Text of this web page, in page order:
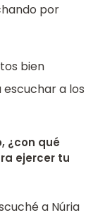
por
bien
a los
¿con qué
ejercer tu
a Núria